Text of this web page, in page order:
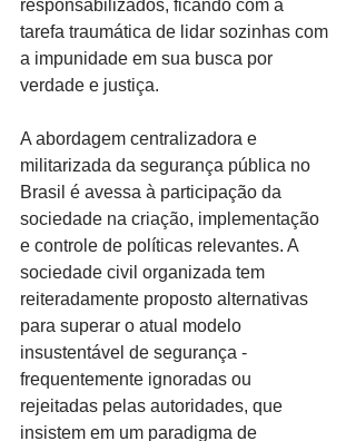
responsabilizados, ficando com a
tarefa traumática de lidar sozinhas com
a impunidade em sua busca por
verdade e justiça.
A abordagem centralizadora e
militarizada da segurança pública no
Brasil é avessa à participação da
sociedade na criação, implementação
e controle de políticas relevantes. A
sociedade civil organizada tem
reiteradamente proposto alternativas
para superar o atual modelo
insustentável de segurança -
frequentemente ignoradas ou
rejeitadas pelas autoridades, que
insistem em um paradigma de